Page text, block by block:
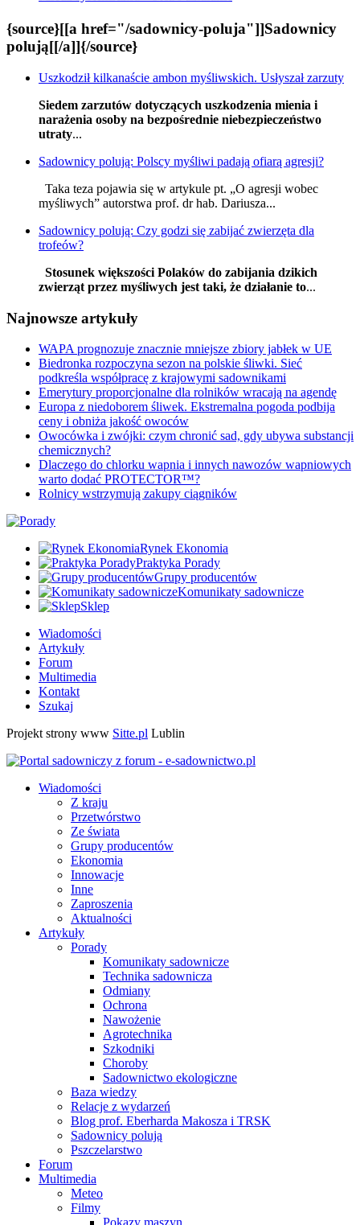
{source}[[a href="/sadownicy-poluja"]]Sadownicy
polują[[/a]]{/source}
Uszkodził kilkanaście ambon myśliwskich. Usłyszał zarzuty
Siedem zarzutów dotyczących uszkodzenia mienia i
narażenia osoby na bezpośrednie niebezpieczeństwo
utraty...
Sadownicy polują: Polscy myśliwi padają ofiarą agresji?
Taka teza pojawia się w artykule pt. „O agresji wobec
myśliwych” autorstwa prof. dr hab. Dariusza...
Sadownicy polują: Czy godzi się zabijać zwierzęta dla
trofeów?
Stosunek większości Polaków do zabijania dzikich
zwierząt przez myśliwych jest taki, że działanie to...
Najnowsze artykuły
WAPA prognozuje znacznie mniejsze zbiory jabłek w UE
Biedronka rozpoczyna sezon na polskie śliwki. Sieć
podkreśla współpracę z krajowymi sadownikami
Emerytury proporcjonalne dla rolników wracają na agendę
Europa z niedoborem śliwek. Ekstremalna pogoda podbija
ceny i obniża jakość owoców
Owocówka i zwójki: czym chronić sad, gdy ubywa substancji
chemicznych?
Dlaczego do chlorku wapnia i innych nawozów wapniowych
warto dodać PROTECTOR™?
Rolnicy wstrzymują zakupy ciągników
Rynek Ekonomia
Praktyka Porady
Grupy producentów
Komunikaty sadownicze
Sklep
Wiadomości
Artykuły
Forum
Multimedia
Kontakt
Szukaj
Projekt strony www Sitte.pl Lublin
Wiadomości
Z kraju
Przetwórstwo
Ze świata
Grupy producentów
Ekonomia
Innowacje
Inne
Zaproszenia
Aktualności
Artykuły
Porady
Komunikaty sadownicze
Technika sadownicza
Odmiany
Ochrona
Nawożenie
Agrotechnika
Szkodniki
Choroby
Sadownictwo ekologiczne
Baza wiedzy
Relacje z wydarzeń
Blog prof. Eberharda Makosza i TRSK
Sadownicy polują
Pszczelarstwo
Forum
Multimedia
Meteo
Filmy